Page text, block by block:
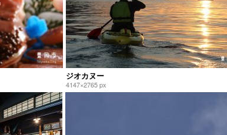
ジオカヌー
4147×2765 px